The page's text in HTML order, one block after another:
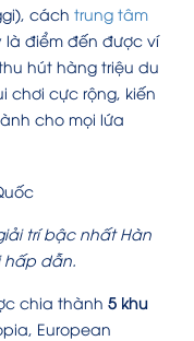
cách trung tâm
là điểm đến được ví
hút hàng triệu du
chơi cực rộng, kiến
cho mọi lứa
trí bậc nhất Hàn
hấp dẫn.
chia thành 5 khu
European